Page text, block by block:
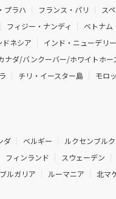
プラハ フランス・パリ ス
フィジー・ナンディ
ベトナム
ドネシア
インド・ニューデリ
ナダ/バンクーバー/ホワイトホー
チリ・イースター島 モロ
ダ ベルギー ルクセンブルク
フィンランド スウェーデン
ブルガリア ルーマニア 北マ